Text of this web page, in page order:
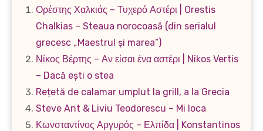
Ορέστης Χαλκιάς – Τυχερό Αστέρι | Orestis
Chalkias – Steaua norocoasă (din serialul
grecesc „Maestrul și marea”)
Νίκος Βέρτης – Αν είσαι ένα αστέρι | Nikos Vertis
– Dacă ești o stea
Rețetă de calamar umplut la grill, a la Grecia
Steve Ant & Liviu Teodorescu – Mi loca
Κωνσταντίνος Αργυρός – Ελπίδα | Konstantinos